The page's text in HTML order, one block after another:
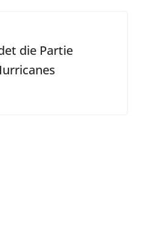
die Partie